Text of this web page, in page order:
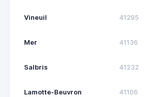
Vineuil 41295
Mer 41136
Salbris 41232
Lamotte-Beuvron 41106